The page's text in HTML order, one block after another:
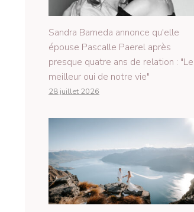
Sandra Barneda annonce qu'elle
épouse Pascalle Paerel après
presque quatre ans de relation : "Le
meilleur oui de notre vie"
28 juillet 2026